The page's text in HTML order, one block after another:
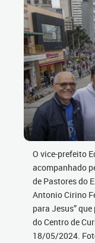
O vice-prefeito
acompanhado
de Pastores do
Antonio Cirino
para Jesus”
do Centro de
18/05/2024.